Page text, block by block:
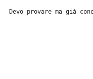
Devo provare ma già